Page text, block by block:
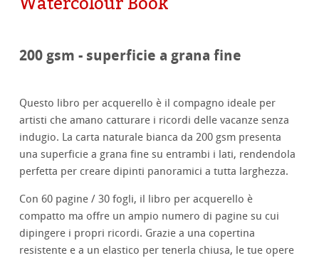
200 gsm - superficie a grana fine
Questo libro per acquerello è il compagno ideale per
artisti che amano catturare i ricordi delle vacanze senza
indugio. La carta naturale bianca da 200 gsm presenta
una superficie a grana fine su entrambi i lati, rendendola
perfetta per creare dipinti panoramici a tutta larghezza.
Con 60 pagine / 30 fogli, il libro per acquerello è
compatto ma offre un ampio numero di pagine su cui
dipingere i propri ricordi. Grazie a una copertina
resistente e a un elastico per tenerla chiusa, le tue opere